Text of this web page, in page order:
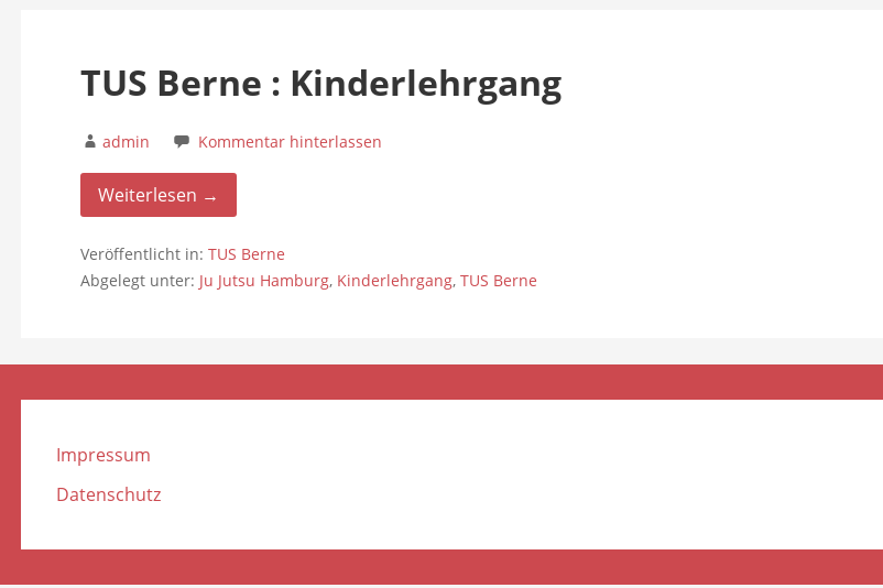
TUS Berne : Kinderlehrgang
admin Kommentar hinterlassen
Weiterlesen →
Veröffentlicht in: TUS Berne
Abgelegt unter: Ju Jutsu Hamburg, Kinderlehrgang, TUS Berne
Impressum
Datenschutz